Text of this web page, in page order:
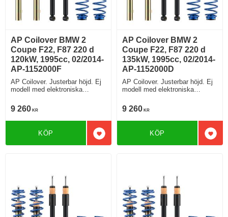
AP Coilover BMW 2
Coupe F22, F87 220 d
120kW, 1995cc, 02/2014-
AP-1152000F
AP Coilover. Justerbar höjd. Ej
modell med elektroniska
9 260 KR
Lägg till i favoriter
KÖP
AP Coilover BMW 2
Coupe F22, F87 220 d
135kW, 1995cc, 02/2014-
AP-1152000D
AP Coilover. Justerbar höjd. Ej
modell med elektroniska
9 260 KR
KÖP